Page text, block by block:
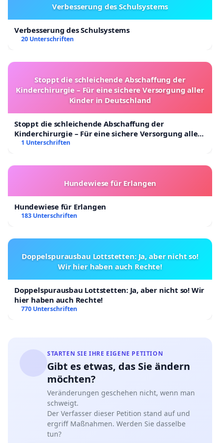
Verbesserung des Schulsystems
Verbesserung des Schulsystems
20 Unterschriften
Stoppt die schleichende Abschaffung der
Kinderchirurgie – Für eine sichere Versorgung aller
Kinder in Deutschland
Stoppt die schleichende Abschaffung der
Kinderchirurgie – Für eine sichere Versorgung aller
Kinder in Deutschland
1 Unterschriften
Hundewiese für Erlangen
Hundewiese für Erlangen
183 Unterschriften
Doppelspurausbau Lottstetten: Ja, aber nicht so!
Wir hier haben auch Rechte!
Doppelspurausbau Lottstetten: Ja, aber nicht so! Wir
hier haben auch Rechte!
770 Unterschriften
STARTEN SIE IHRE EIGENE PETITION
Gibt es etwas, das Sie ändern
möchten?
Veränderungen geschehen nicht, wenn man
schweigt.
Der Verfasser dieser Petition stand auf und
ergriff Maßnahmen. Werden Sie dasselbe
tun?